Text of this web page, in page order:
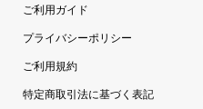
ご利用ガイド
プライバシーポリシー
ご利用規約
特定商取引法に基づく表記